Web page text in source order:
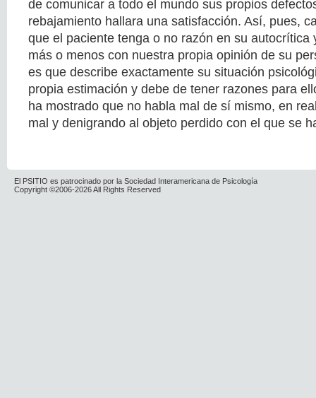
de comunicar a todo el mundo sus propios
rebajamiento hallara una satisfacción. Así, pues,
que el paciente tenga o no razón en su autocrítica
más o menos con nuestra propia opinión de su
es que describe exactamente su situación
propia estimación y debe de tener razones para
ha mostrado que no habla mal de sí mismo, en
mal y denigrando al objeto perdido con el que se
El PSITIO es patrocinado por la Sociedad Interamericana de Psicología
Copyright ©2006-2026 All Rights Reserved